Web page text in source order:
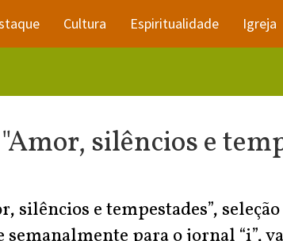
Cultura Espiritualidade Igreja
silêncios e
silêncios e tempestades”,